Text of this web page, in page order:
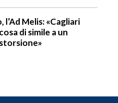
l’Ad Melis: «Cagliari
di simile a un